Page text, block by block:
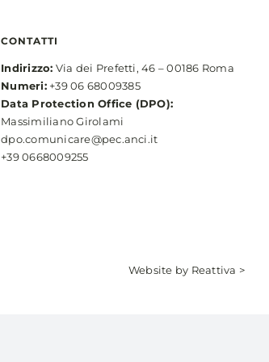
CONTATTI
Indirizzo: Via dei Prefetti, 46 – 00186 Roma
Numeri:+39 06 68009385
Data Protection Office (DPO):
Massimiliano Girolami
dpo.comunicare@pec.anci.it
+39 0668009255
Website by Reattiva >